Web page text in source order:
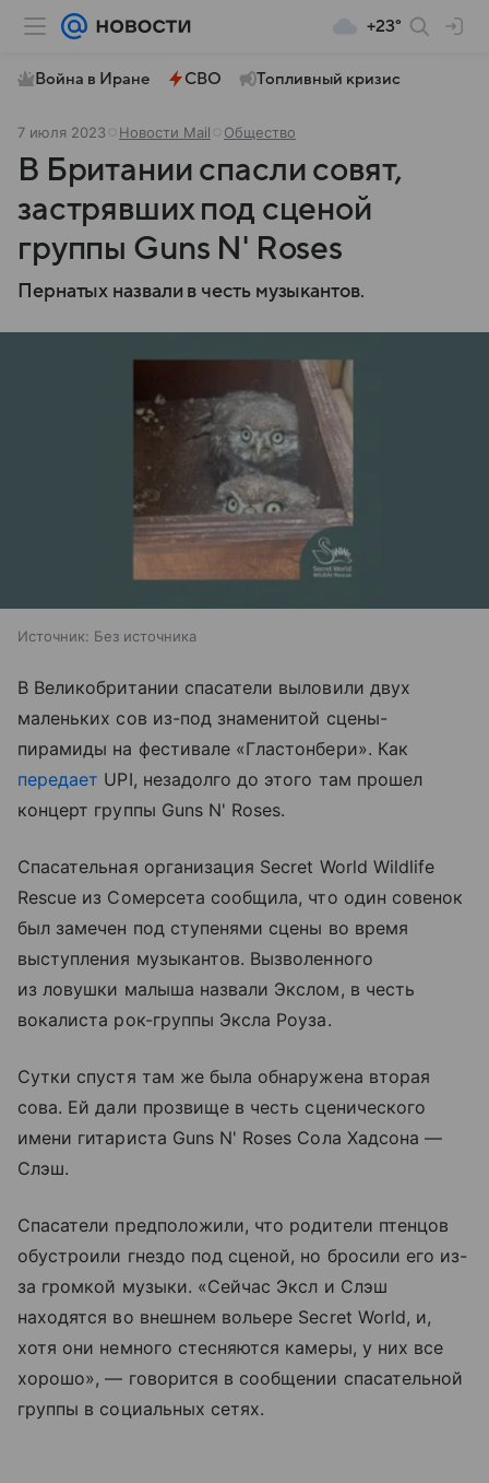
+23°
Война в Иране СВО Топливный кризис
7 июля 2023 Новости Mail Общество
В Британии спасли совят,
застрявших под сценой
группы Guns N' Roses
Пернатых назвали в честь музыкантов.
Источник: Без источника
В Великобритании спасатели выловили двух
маленьких сов из-под знаменитой сцены-
пирамиды на фестивале «Гластонбери». Как
передает UPI, незадолго до этого там прошел
концерт группы Guns N' Roses.
Спасательная организация Secret World Wildlife
Rescue из Сомерсета сообщила, что один совенок
был замечен под ступенями сцены во время
выступления музыкантов. Вызволенного
из ловушки малыша назвали Экслом, в честь
вокалиста рок-группы Эксла Роуза.
Сутки спустя там же была обнаружена вторая
сова. Ей дали прозвище в честь сценического
имени гитариста Guns N' Roses Сола Хадсона —
Слэш.
Спасатели предположили, что родители птенцов
обустроили гнездо под сценой, но бросили его из-
за громкой музыки. «Сейчас Эксл и Слэш
находятся во внешнем вольере Secret World, и,
хотя они немного стесняются камеры, у них все
хорошо», — говорится в сообщении спасательной
группы в социальных сетях.